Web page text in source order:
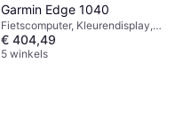
Garmin Edge 1040
Fietscomputer, Kleurendisplay,
Touchscreen, Draadloos, ANT+
€ 404,49
5 winkels